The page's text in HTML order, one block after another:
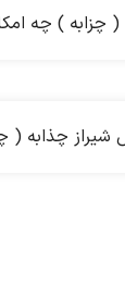
چزابه ) چه
چذابه (